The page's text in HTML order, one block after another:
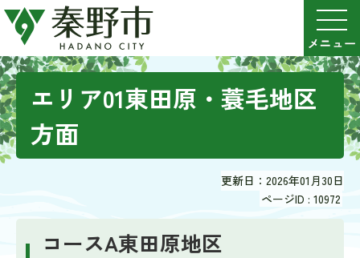
エリア01東田原・蓑毛地区
方面
更新日：2026年01月30日
ページID : 10972
コースA東田原地区